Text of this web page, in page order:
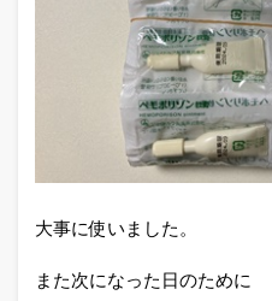
大事に使いました。
また次になった日のために